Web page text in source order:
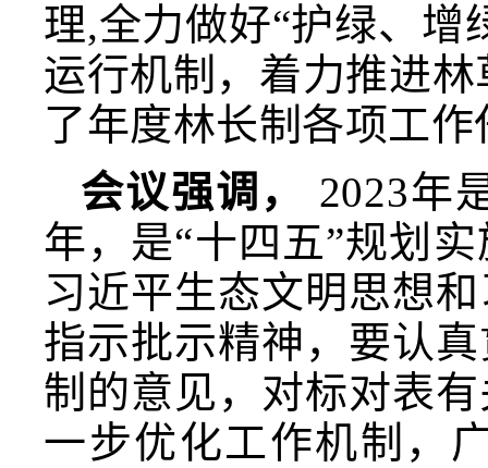
理,全力做好“护绿、增
运行机制，着力推进
了年度林长制各项工
会议强调，
2023年
年，是“十四五”规划
习近平生态文明思想
指示批示精神，要认
制的意见，对标对表
一步优化工作机制，